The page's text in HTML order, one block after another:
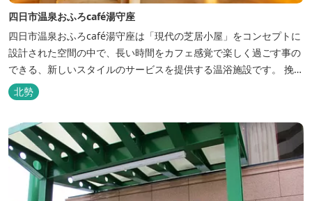
四日市温泉おふろcafé湯守座
四日市温泉おふろcafé湯守座は「現代の芝居小屋」をコンセプトに
設計された空間の中で、長い時間をカフェ感覚で楽しく過ごす事の
できる、新しいスタイルのサービスを提供する温浴施設です。 挽き
たてコーヒーやコミック、雑誌、マッサージチェア、Wi-Fiを無料
でご利用いただけます。
北勢